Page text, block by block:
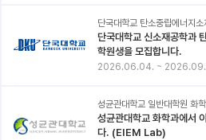
단국대학교 탄소중립에너지소
단국대학교 신소재공학과
학원생을 모집합니다.
2026.06.04. ~
성균관대학교 일반대학원 화
성균관대학교 화학과에서
다. (EIEM Lab)